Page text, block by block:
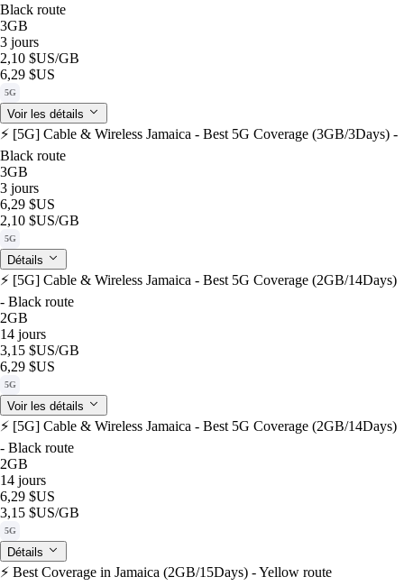
Black route
3GB
3 jours
2,10 $US/GB
6,29 $US
5G
Voir les détails
⚡️ [5G] Cable & Wireless Jamaica - Best 5G Coverage (3GB/3Days) -
Black route
3GB
3 jours
6,29 $US
2,10 $US/GB
5G
Détails
⚡️ [5G] Cable & Wireless Jamaica - Best 5G Coverage (2GB/14Days)
- Black route
2GB
14 jours
3,15 $US/GB
6,29 $US
5G
Voir les détails
⚡️ [5G] Cable & Wireless Jamaica - Best 5G Coverage (2GB/14Days)
- Black route
2GB
14 jours
6,29 $US
3,15 $US/GB
5G
Détails
⚡️ Best Coverage in Jamaica (2GB/15Days) - Yellow route